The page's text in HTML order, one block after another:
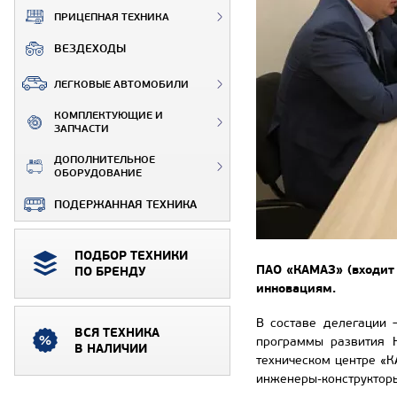
ПРИЦЕПНАЯ ТЕХНИКА
ВЕЗДЕХОДЫ
ЛЕГКОВЫЕ АВТОМОБИЛИ
КОМПЛЕКТУЮЩИЕ И
ЗАПЧАСТИ
ДОПОЛНИТЕЛЬНОЕ
ОБОРУДОВАНИЕ
ПОДЕРЖАННАЯ ТЕХНИКА
ПОДБОР ТЕХНИКИ
ПО БРЕНДУ
ВСЯ ТЕХНИКА
В НАЛИЧИИ
ПАО «КАМАЗ» (входит
инновациям.
В составе делегации
программы развития
техническом центре
инженеры-